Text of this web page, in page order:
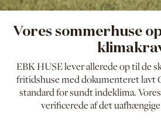
Vores sommerhuse
EBK HUSE lever allerede op til de
fritidshuse med dokumenteret lavt
standard for sundt indeklima.
verificerede af det